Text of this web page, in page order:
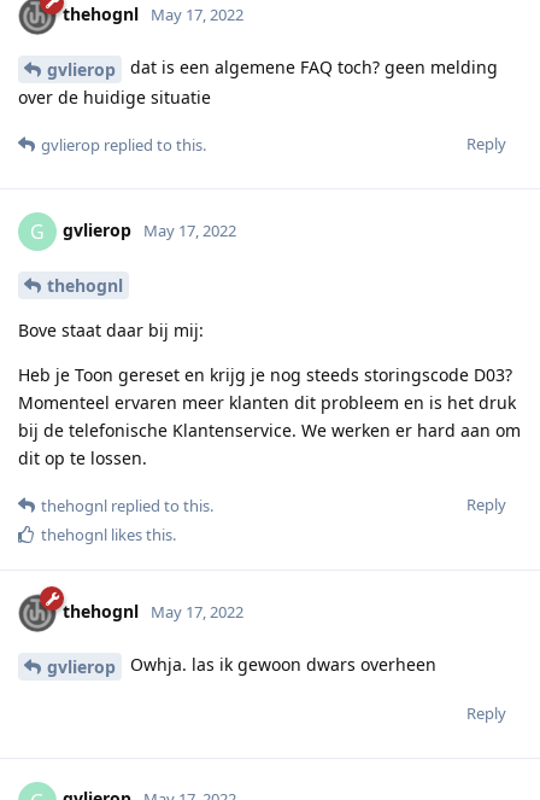
thehognl May 17, 2022
gvlierop
dat is een algemene FAQ toch? geen melding
over de huidige situatie
Reply
gvlierop replied to this.
G gvlierop May 17, 2022
thehognl
Bove staat daar bij mij:
Heb je Toon gereset en krijg je nog steeds storingscode D03?
Momenteel ervaren meer klanten dit probleem en is het druk
bij de telefonische Klantenservice. We werken er hard aan om
dit op te lossen.
Reply
thehognl replied to this.
thehognl likes this.
thehognl May 17, 2022
gvlierop Owhja. las ik gewoon dwars overheen
Reply